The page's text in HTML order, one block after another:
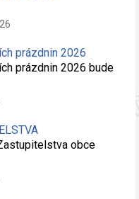
prázdnin 2026
prázdnin 2026 bude
obce